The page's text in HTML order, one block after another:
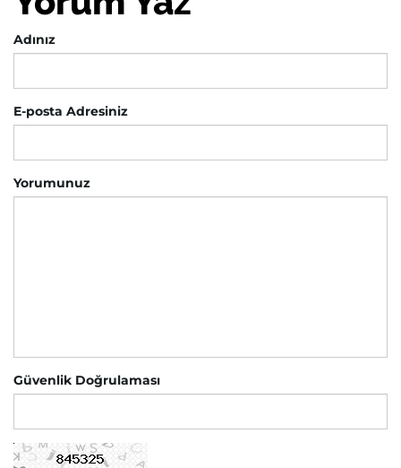
Adınız
E-posta Adresiniz
Yorumunuz
Güvenlik Doğrulaması